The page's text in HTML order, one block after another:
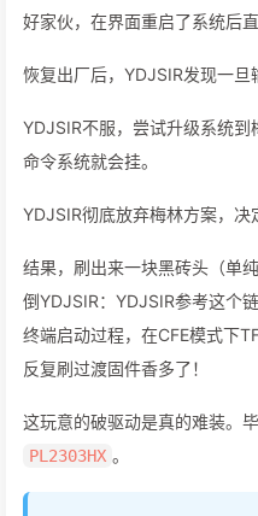
好家伙，在界面重启了系统后
恢复出厂后，YDJSIR发现一旦
YDJSIR不服，尝试升级系统
命令系统就会挂。
YDJSIR彻底放弃梅林方案，决
结果，刷出来一块黑砖头（单
倒YDJSIR：YDJSIR参考这个
终端启动过程，在CFE模式下
反复刷过渡固件香多了！
这玩意的破驱动是真的难装。
PL2303HX 。